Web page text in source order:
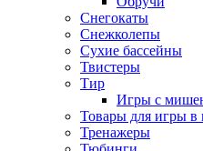
Снегокаты
Снежколепы
Сухие бассейны
Твистеры
Тир
Игры с
Товары для игры в
Тренажеры